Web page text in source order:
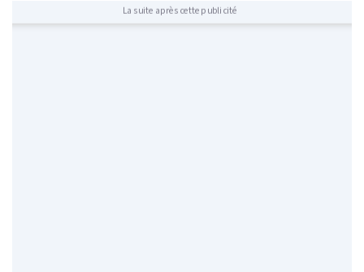
La suite après cette publicité